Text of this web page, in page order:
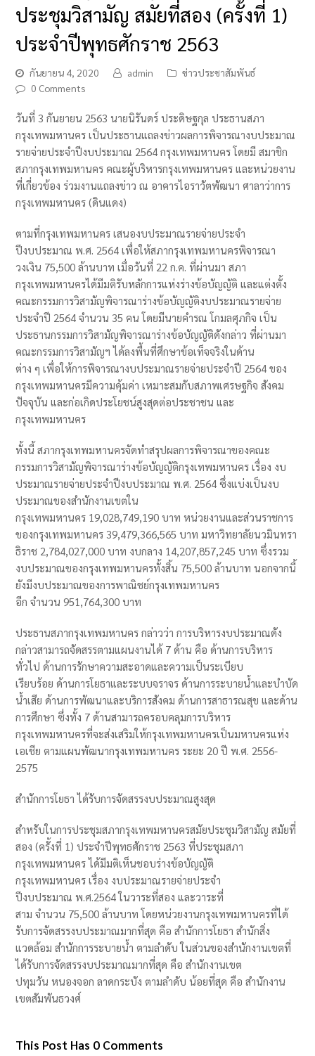
ประชุมวิสามัญ สมัยที่สอง (ครั้งที่ 1)
ประจำปีพุทธศักราช 2563
กันยายน 4, 2020 admin
ข่าวประชาสัมพันธ์
0 Comments
วันที่ 3 กันยายน 2563 นายนิรันดร์ ประดิษฐกุล ประธานสภา
กรุงเทพมหานคร เป็นประธานแถลงข่าวผลการพิจารณางบประมาณ
รายจ่ายประจำปีงบประมาณ 2564 กรุงเทพมหานคร โดยมี สมาชิก
สภากรุงเทพมหานคร คณะผู้บริหารกรุงเทพมหานคร และหน่วยงาน
ที่เกี่ยวข้อง ร่วมงานแถลงข่าว ณ อาคารไอราวัตพัฒนา ศาลาว่าการ
กรุงเทพมหานคร (ดินแดง)
ตามที่กรุงเทพมหานคร เสนองบประมาณรายจ่ายประจำ
ปีงบประมาณ พ.ศ. 2564 เพื่อให้สภากรุงเทพมหานครพิจารณา
วงเงิน 75,500 ล้านบาท เมื่อวันที่ 22 ก.ค. ที่ผ่านมา สภา
กรุงเทพมหานครได้มีมติรับหลักการแห่งร่างข้อบัญญัติ และแต่งตั้ง
คณะกรรมการวิสามัญพิจารณาร่างข้อบัญญัติงบประมาณรายจ่าย
ประจำปี 2564 จำนวน 35 คน โดยมีนายคำรณ โกมลศุภกิจ เป็น
ประธานกรรมการวิสามัญพิจารณาร่างข้อบัญญัติดังกล่าว ที่ผ่านมา
คณะกรรมการวิสามัญฯ ได้ลงพื้นที่ศึกษาข้อเท็จจริงในด้าน
ต่าง ๆ เพื่อให้การพิจารณางบประมาณรายจ่ายประจำปี 2564 ของ
กรุงเทพมหานครมีความคุ้มค่า เหมาะสมกับสภาพเศรษฐกิจ สังคม
ปัจจุบัน และก่อเกิดประโยชน์สูงสุดต่อประชาชน และ
กรุงเทพมหานคร
ทั้งนี้ สภากรุงเทพมหานครจัดทำสรุปผลการพิจารณาของคณะ
กรรมการวิสามัญพิจารณาร่างข้อบัญญัติกรุงเทพมหานคร เรื่อง งบ
ประมาณรายจ่ายประจำปีงบประมาณ พ.ศ. 2564 ซึ่งแบ่งเป็นงบ
ประมาณของสำนักงานเขตใน
กรุงเทพมหานคร 19,028,749,190 บาท หน่วยงานและส่วนราชการ
ของกรุงเทพมหานคร 39,479,366,565 บาท มหาวิทยาลัยนวมินทรา
ธิราช 2,784,027,000 บาท งบกลาง 14,207,857,245 บาท ซึ่งรวม
งบประมาณของกรุงเทพมหานครทั้งสิ้น 75,500 ล้านบาท นอกจากนี้
ยังมีงบประมาณของการพาณิชย์กรุงเทพมหานคร
อีก จำนวน 951,764,300 บาท
ประธานสภากรุงเทพมหานคร กล่าวว่า การบริหารงบประมาณดัง
กล่าวสามารถจัดสรรตามแผนงานได้ 7 ด้าน คือ ด้านการบริหาร
ทั่วไป ด้านการรักษาความสะอาดและความเป็นระเบียบ
เรียบร้อย ด้านการโยธาและระบบจราจร ด้านการระบายน้ำและบำบัด
น้ำเสีย ด้านการพัฒนาและบริการสังคม ด้านการสาธารณสุข และด้าน
การศึกษา ซึ่งทั้ง 7 ด้านสามารถครอบคลุมการบริหาร
กรุงเทพมหานครที่จะส่งเสริมให้กรุงเทพมหานครเป็นมหานครแห่ง
เอเชีย ตามแผนพัฒนากรุงเทพมหานคร ระยะ 20 ปี พ.ศ. 2556-
2575
สำนักการโยธา ได้รับการจัดสรรงบประมาณสูงสุด
สำหรับในการประชุมสภากรุงเทพมหานครสมัยประชุมวิสามัญ สมัยที่
สอง (ครั้งที่ 1) ประจำปีพุทธศักราช 2563 ที่ประชุมสภา
กรุงเทพมหานคร ได้มีมติเห็นชอบร่างข้อบัญญัติ
กรุงเทพมหานคร เรื่อง งบประมาณรายจ่ายประจำ
ปีงบประมาณ พ.ศ.2564 ในวาระที่สอง และวาระที่
สาม จำนวน 75,500 ล้านบาท โดยหน่วยงานกรุงเทพมหานครที่ได้
รับการจัดสรรงบประมาณมากที่สุด คือ สำนักการโยธา สำนักสิ่ง
แวดล้อม สำนักการระบายน้ำ ตามลำดับ ในส่วนของสำนักงานเขตที่
ได้รับการจัดสรรงบประมาณมากที่สุด คือ สำนักงานเขต
ปทุมวัน หนองจอก ลาดกระบัง ตามลำดับ น้อยที่สุด คือ สำนักงาน
เขตสัมพันธวงศ์
This Post Has 0 Comments